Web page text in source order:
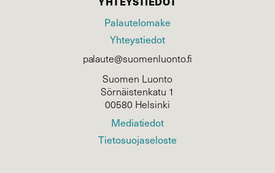
Palautelomake
Yhteystiedot
palaute@suomenluonto.fi
Suomen Luonto
Sörnäistenkatu 1
00580 Helsinki
Mediatiedot
Tietosuojaseloste